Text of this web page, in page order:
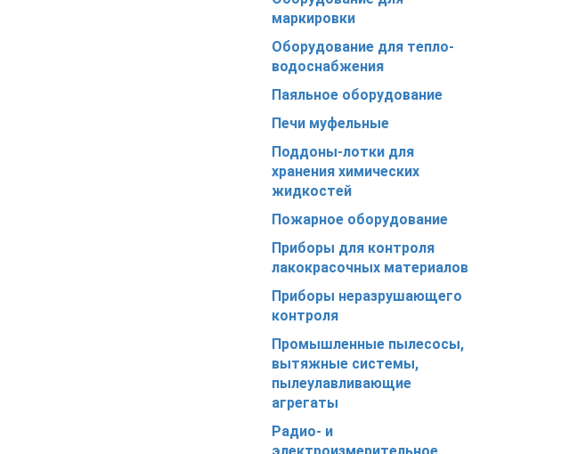
маркировки
Оборудование для тепло-
водоснабжения
Паяльное оборудование
Печи муфельные
Поддоны-лотки для
хранения химических
жидкостей
Пожарное оборудование
Приборы для контроля
лакокрасочных материалов
Приборы неразрушающего
контроля
Промышленные пылесосы,
вытяжные системы,
пылеулавливающие
агрегаты
Радио- и
электроизмерительное